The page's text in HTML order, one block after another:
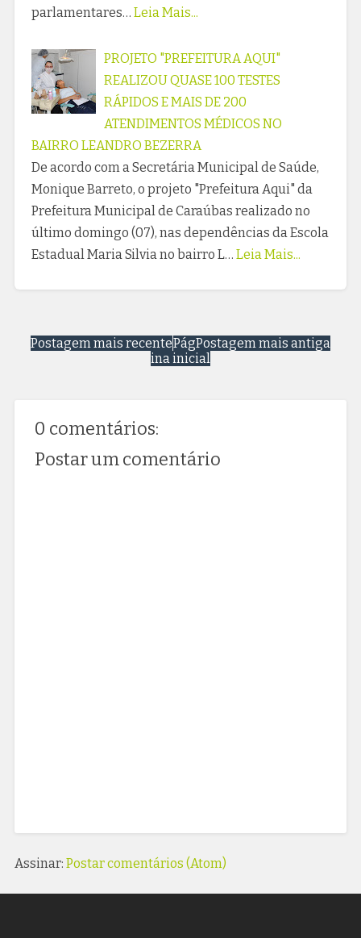
parlamentares… Leia Mais...
PROJETO "PREFEITURA AQUI"
REALIZOU QUASE 100 TESTES
RÁPIDOS E MAIS DE 200
ATENDIMENTOS MÉDICOS NO
BAIRRO LEANDRO BEZERRA
De acordo com a Secretária Municipal de Saúde,
Monique Barreto, o projeto "Prefeitura Aqui" da
Prefeitura Municipal de Caraúbas realizado no
último domingo (07), nas dependências da Escola
Estadual Maria Silvia no bairro L… Leia Mais...
Postagem mais recente Postagem mais antiga
Pág
ina inicial
0 comentários:
Postar um comentário
Assinar: Postar comentários (Atom)